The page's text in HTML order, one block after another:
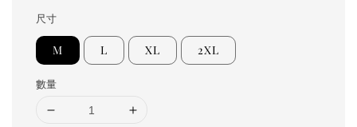
尺寸
M L XL 2XL
數量